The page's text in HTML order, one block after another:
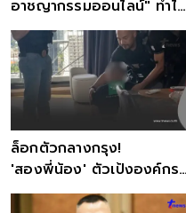
อาชญากรรมออนไลน์" ทำได้
เลย ง่ายมาก
ล็อกตัวกลางกรุง!
'สองพี่น้อง' ตัวเป้งองค์กร
อาชญากรรมฝรั่งเศส